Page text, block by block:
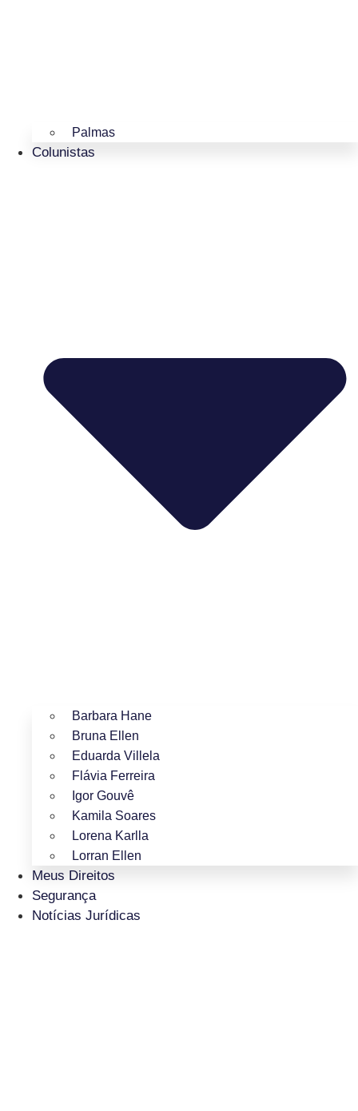
Palmas
Colunistas
Barbara Hane
Bruna Ellen
Eduarda Villela
Flávia Ferreira
Igor Gouvê
Kamila Soares
Lorena Karlla
Lorran Ellen
Meus Direitos
Segurança
Notícias Jurídicas